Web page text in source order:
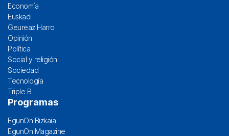
Economía
Euskadi
Geureaz Harro
Opinión
Política
Social y religión
Sociedad
Tecnología
Triple B
Programas
EgunOn Bizkaia
EgunOn Magazine